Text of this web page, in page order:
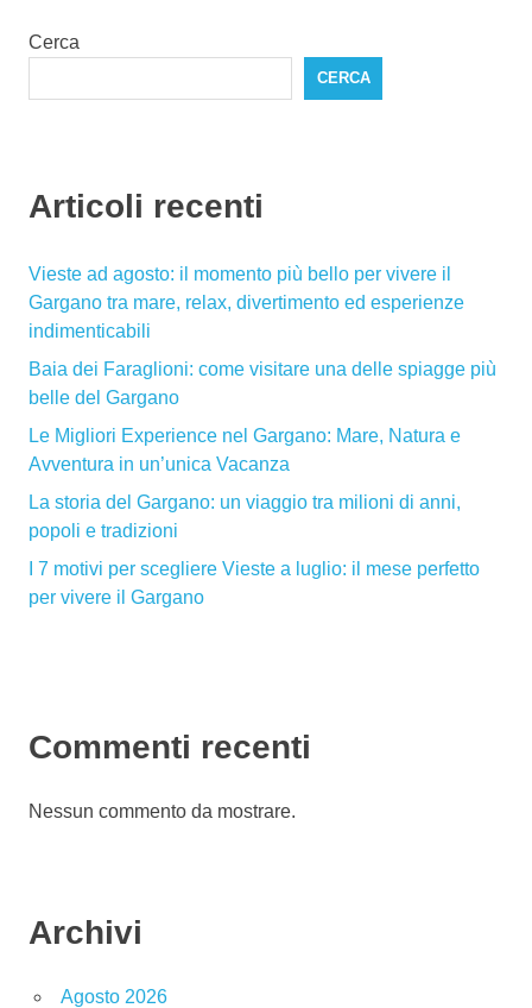
Cerca
CERCA
Articoli recenti
Vieste ad agosto: il momento più bello per vivere il
Gargano tra mare, relax, divertimento ed esperienze
indimenticabili
Baia dei Faraglioni: come visitare una delle spiagge più
belle del Gargano
Le Migliori Experience nel Gargano: Mare, Natura e
Avventura in un’unica Vacanza
La storia del Gargano: un viaggio tra milioni di anni,
popoli e tradizioni
I 7 motivi per scegliere Vieste a luglio: il mese perfetto
per vivere il Gargano
Commenti recenti
Nessun commento da mostrare.
Archivi
Agosto 2026